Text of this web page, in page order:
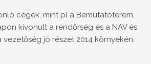
cégek, mint pl a Bemutatóterem,
kivonult a rendőrség és a NAV és
jó részet 2014 környékén.